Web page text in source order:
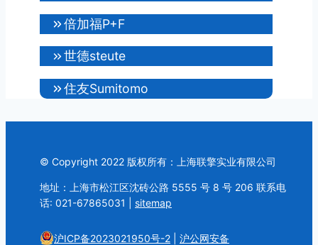
倍加福P+F
世德steute
住友Sumitomo
© Copyright 2022 版权所有：上海联擎实业有限公司
地址：上海市松江区沈砖公路 5555 号 8 号 206 联系电
话: 021-67865031 | sitemap
沪ICP备2023021950号-2
沪公网安备